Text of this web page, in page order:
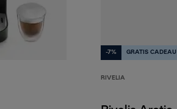
-7% GRATIS CADEAU
RIVELIA